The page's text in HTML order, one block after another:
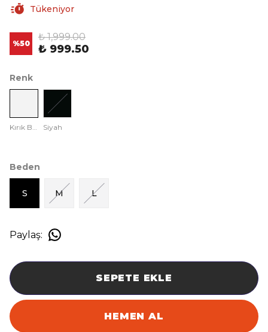
Tükeniyor
%50
₺ 1,999.00
₺ 999.50
Renk
Kırık Beyaz Siyah
Beden
S M L
Paylaş:
SEPETE EKLE
HEMEN AL